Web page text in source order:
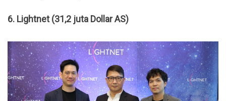
6. Lightnet (31,2 juta Dollar AS)